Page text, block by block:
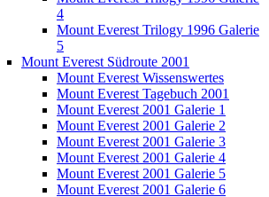
4
Mount Everest Trilogy 1996 Galerie
5
Mount Everest Südroute 2001
Mount Everest Wissenswertes
Mount Everest Tagebuch 2001
Mount Everest 2001 Galerie 1
Mount Everest 2001 Galerie 2
Mount Everest 2001 Galerie 3
Mount Everest 2001 Galerie 4
Mount Everest 2001 Galerie 5
Mount Everest 2001 Galerie 6